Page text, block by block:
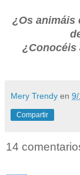
¿Os animáis
¿Conocéis
Mery Trendy en
Compartir
14